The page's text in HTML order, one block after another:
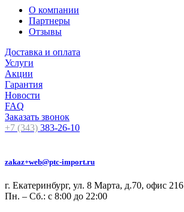
О компании
Партнеры
Отзывы
Доставка и оплата
Услуги
Акции
Гарантия
Новости
FAQ
Заказать звонок
+7 (343) 383-26-10
zakaz+web@ptc-import.ru
г. Екатеринбург, ул. 8 Марта, д.70, офис 216
Пн. – Сб.: с 8:00 до 22:00